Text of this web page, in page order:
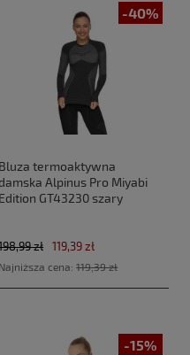
-40%
Bluza termoaktywna
damska Alpinus Pro Miyabi
Edition GT43230 szary
119,39 zł
zł
Najniższa cena:119,39 zł
-15%